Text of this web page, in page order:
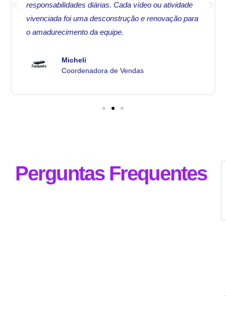
responsabilidades diárias. Cada vídeo ou atividade
vivenciada foi uma desconstrução e renovação para
o amadurecimento da equipe.
Micheli
Coordenadora de Vendas
Perguntas Frequentes